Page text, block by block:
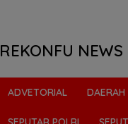
REKONFU NEWS
Berani
Transparan
ADVETORIAL DAERAH